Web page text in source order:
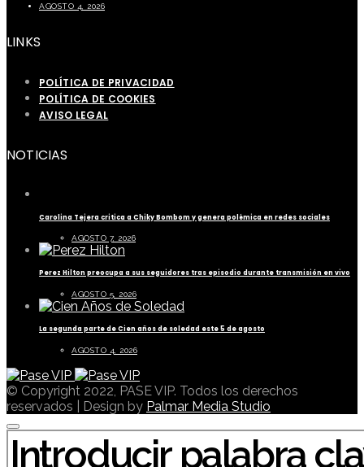
AGOSTO 4, 2026
LINKS
POLÍTICA DE PRIVACIDAD
POLÍTICA DE COOKIES
AVISO LEGAL
NOTICIAS
Carolina Tejera critica a Chiky Bombom y genera polémica en redes sociales
AGOSTO 7, 2026
Perez Hilton preocupa a sus seguidores tras episodio durante transmisión en vivo
AGOSTO 5, 2026
La segunda parte de Cien años de soledad este 5 de agosto
AGOSTO 4, 2026
© Copyright 2022, PASE VIP. Todos los derechos
reservados | Design by Palmar Media Studio
BUSCAR POR: